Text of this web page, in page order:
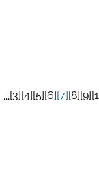
...3 4 5 6 7 8 9